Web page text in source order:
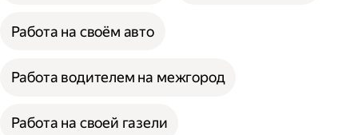
Работа на своём авто
Работа водителем на межгород
Работа на своей газели